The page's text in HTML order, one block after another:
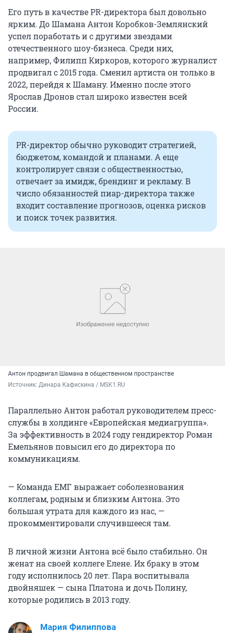
Его путь в качестве PR-директора был довольно
ярким. До Шамана Антон Коробков-Землянский
успел поработать и с другими звездами
отечественного шоу-бизнеса. Среди них,
например, Филипп Киркоров, которого журналист
продвигал с 2015 года. Сменил артиста он только в
2022, перейдя к Шаману. Именно после этого
Ярослав Дронов стал широко известен всей
России.
PR-директор обычно руководит стратегией,
бюджетом, командой и планами. А еще
контролирует связи с общественностью,
отвечает за имидж, брендинг и рекламу. В
число обязанностей пиар-директора также
входит составление прогнозов, оценка рисков
и поиск точек развития.
Антон продвигал Шамана в общественном пространстве
Источник: Динара Кафискина / MSK1.RU
Параллельно Антон работал руководителем пресс-
службы в холдинге «Европейская медиагруппа».
За эффективность в 2024 году гендиректор Роман
Емельянов повысил его до директора по
коммуникациям.
— Команда ЕМГ выражает соболезнования
коллегам, родным и близким Антона. Это
большая утрата для каждого из нас, —
прокомментировали случившееся там.
В личной жизни Антона всё было стабильно. Он
женат на своей коллеге Елене. Их браку в этом
году исполнилось 20 лет. Пара воспитывала
двойняшек — сына Платона и дочь Полину,
которые родились в 2013 году.
Мария Филиппова